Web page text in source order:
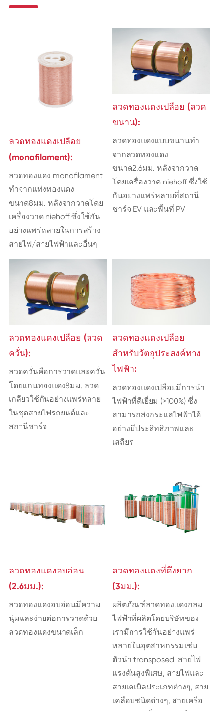
ลวดทองแดงเปลือย
(monofilament):
ลวดทองแดง monofilament
ทำจากแท่งทองแดง
ขนาด8มม. หลังจากวาดโดย
เครื่องวาด niehoff ซึ่งใช้กัน
อย่างแพร่หลายในการสร้าง
สายไฟ/สายไฟฟ้าและอื่นๆ
ลวดทองแดงเปลือย (ลวด
ขนาน):
ลวดทองแดงแบบขนานทำ
จากลวดทองแดง
ขนาด2.6มม. หลังจากวาด
โดยเครื่องวาด niehoff ซึ่งใช้
กันอย่างแพร่หลายที่สถานี
ชาร์จ EV และพื้นที่ PV
ลวดทองแดงเปลือย (ลวด
ควั่น):
ลวดควั่นคือการวาดและควั่น
โดยแกนทองแดง8มม. ลวด
เกลียวใช้กันอย่างแพร่หลาย
ในชุดสายไฟรถยนต์และ
สถานีชาร์จ
ลวดทองแดงเปลือย
สำหรับวัตถุประสงค์ทาง
ไฟฟ้า:
ลวดทองแดงเปลือยมีการนำ
ไฟฟ้าที่ดีเยี่ยม (>100%) ซึ่ง
สามารถส่งกระแสไฟฟ้าได้
อย่างมีประสิทธิภาพและ
เสถียร
ลวดทองแดงอบอ่อน
(2.6มม.):
ลวดทองแดงอบอ่อนมีความ
นุ่มและง่ายต่อการวาดด้วย
ลวดทองแดงขนาดเล็ก
ลวดทองแดงที่ดึงยาก
(3มม.):
ผลิตภัณฑ์ลวดทองแดงกลม
ไฟฟ้าที่ผลิตโดยบริษัทของ
เรามีการใช้กันอย่างแพร่
หลายในอุตสาหกรรมเช่น
ตัวนำ transposed, สายไฟ
แรงดันสูงพิเศษ, สายไฟและ
สายเคเบิลประเภทต่างๆ, สาย
เคลือบชนิดต่างๆ, สายเครือ